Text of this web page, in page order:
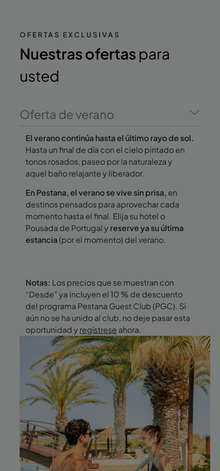
OFERTAS EXCLUSIVAS
Nuestras ofertas para
usted
Oferta de verano
El verano continúa hasta el último rayo de sol.
Hasta un final de día con el cielo pintado en
tonos rosados, paseo por la naturaleza y
aquel baño relajante y liberador.
En Pestana, el verano se vive sin prisa, en
destinos pensados para aprovechar cada
momento hasta el final. Elija su hotel o
Pousada de Portugal y reserve ya su última
estancia (por el momento) del verano.
Notas: Los precios que se muestran con
“Desde” ya incluyen el 10 % de descuento
del programa Pestana Guest Club (PGC). Si
aún no se ha unido al club, no deje pasar esta
oportunidad y regístrese ahora.